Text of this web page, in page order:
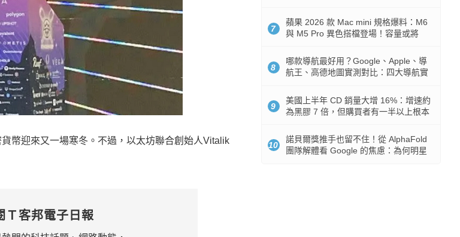
幣迎來又一場寒冬。不過，以太坊聯合創始人Vitalik
Ｔ客邦電子日報
7
蘋果 2026 款 Mac mini 規格爆料：M6
與 M5 Pro 異色搭檔登場！容量或將
8
哪款導航最好用？Google、Apple、導
航王、高德地圖實測對比：四大導航實
9
美國上半年 CD 銷量大增 16%：增速約
為黑膠 7 倍，但購買者有一半以上根本
10
諾貝爾獎推手也留不住！從 AlphaFold
團隊解體看 Google 的焦慮：為何明星